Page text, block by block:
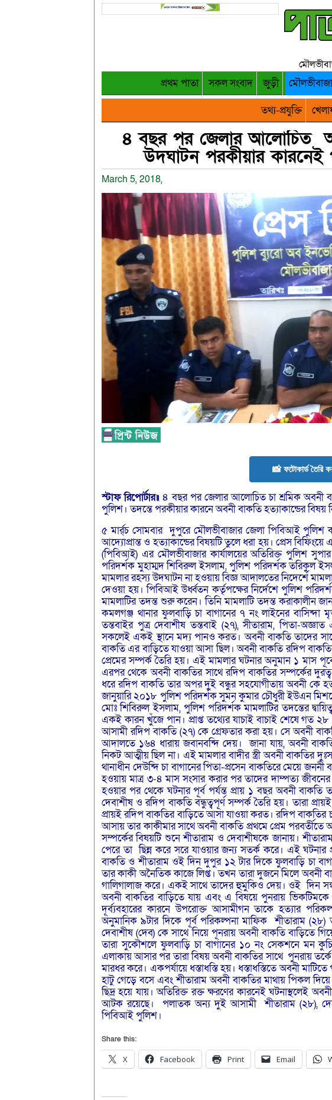
প্রথম পাতা সকল সংবাদ জুড়ী
তথ্য-প্রযুক্তি
৪ বছর পর জেলার আলোচিত
উদঘাটন পরকীয়ার কারনেই
March 5, 2018,
📸 ফটোকার্ড তৈরি
স্টাফ রিপোর্টার॥ ৪ বছর পর জেলার আলোচিত চা শ্রমিক অবনী
পুলিশ। তদন্তে পরকীয়ার কারনে অবনী বাকতি হত্যাকান্ডের বিষয়
৫ মার্র্চ সোমবার দুপুরে মৌলভীবাজার জেলা পিবিআই পুলিশ
আদ্যোপ্রান্ত ও হত্যাকান্ডের বিষয়টি তুলে ধরা হয়। প্রেস
(পিবিআই) এর মৌলভীবাজার কার্যালয়ের অতিরিক্ত পুলিশ
পরিদর্শক মুহাম্মদ শিবিরুল ইসলাম, পুলিশ পরিদর্শক তরিকুল
মামলার রহস্য উদঘাটন না হওয়ায় বিজ্ঞ আদালতের নিদের্শে
দেওয়া হয়। পিবিআই উর্ধ্বতন কর্তৃপক্ষের নির্দেশে পুলিশ
মামলাটির তদন্ত শুরু করেন। তিনি মামলাটি তদন্ত করাকালীন
কমলগঞ্জ থানার ফুলবাড়ি চা বাগানের ৭ নং লাইনের
তন্তবাইর পুত্র দেবাশীষ তন্তবাই (২৭), সীতারাম, পিতা-
সকলেই একই স্থানে মদ্য পানও করত। অবনী বাকতি তাদের
বাকতি এর বাড়িতে যাওয়া আসা ছিল। অবনী বাকতি রদিপ
প্রেমের সম্পর্ক তৈরি হয়। এই মামলার ঘটনার অনুমান ১ মাস
এরপর থেকে অবনী বাকতির সাথে রদিপ বাকতির সম্পর্কের
ধরে রদিপ বাকতি তার অপর দুই বন্ধুর সহযোগীতায় অবনী কে
জানুয়ারি ২০১৮ পুলিশ পরিদর্শক সুমন কুমার চৌধুরী ইউএন
মোঃ শিবিরুল ইসলাম, পুলিশ পরিদর্শক মামলাটির তদন্তের
একই কারন খুঁজে পান। প্রাপ্ত তথ্যের যাচাই বাচাই শেষে গত
আসামী রদিপ বাকতি (২৭) কে গ্রেফতার করা হয়। সে অবনী
আদালতে ১৬৪ ধারায় জবানবন্দি দেয়। জানা যায়, অবনী
নিকট আত্মীয় ছিল না। এই মামলার বাদীর স্ত্রী অবনী বাকতির
থানাধীন দেউন্দি চা বাগানের পিতা-প্রসেন বাকতিরে মেয়ে
হওয়ায় মাত্র ৩-৪ মাস সংসার করার পর তাদের দাম্পত্য জীবনের
হওয়ার পর থেকে ঘটনার পূর্ব পর্যন্ত প্রায় ১ বছর অবনী
দেবাশীষ ও রদিপ বাকতি বন্ধুত্বপূর্ণ সম্পর্ক তৈরি হয়। তারা
প্রায়ই রদিপ বাকতির বাড়িতে আসা যাওয়া করত। রদিপ বাকতির
আসায় তার কাকীমার সাথে অবনী বাকতি প্রথমে প্রেম
সম্পর্কের বিষয়টি শুনে শীতারাম ও দেবাশীষকে জানায়।
পেরে তা ছিন্ন করে সরে যাওয়ার জন্য সতর্ক করে। এই ঘটনার
বাকতি ও শীতারাম ওই দিন দুপুর ১২ টার দিকে ফুলবাড়ি চা
তার কাকী অনৈতিক কাজে লিপ্ত। তখন তারা দুজনে মিলে অবনী
গালিগালাজ করে। একই সাথে তাদের হুমুকিও দেয়। ওই দিন
অবনী বাকতির বাড়িতে যায় এবং এ বিষয়ে পুনরায়
দূর্ব্যবহারের কারনে উপরোক্ত আসামীগন তাকে হত্যার
অনুমানিক ৯টার দিকে পূর্ব পরিকল্পনা মাফিক শীতারাম (২৮)
দেবাশীষ (দেব) কে সাথে নিয়ে পূনরায় অবনী বাকতি বাড়িতে
তারা সুকৌশলে ফুলবাড়ি চা বাগানের ১০ নং সেকশনে মন
এলাকায় আসার পর তারা বিষয় অবনী বাকতির সাথে পুনরায়
মারধর করে। একপর্যায়ে ধস্তাধস্তি হয়। ধস্তাধস্তিতে অবনী
হাটু গেড়ে বসে এবং শীতারাম অবনী বাকতির মাথায় পিকল
ছিদ্র হয়ে যায়। অতিরিক্ত রক্ত ক্ষরণের কারনেই ঘটনাস্থলেই
আটক রয়েছে। পলাতক অন্য দুই আসামী শীতারাম (২৮),
পিবিআই পুলিশ।
Share this:
X Facebook Print Email